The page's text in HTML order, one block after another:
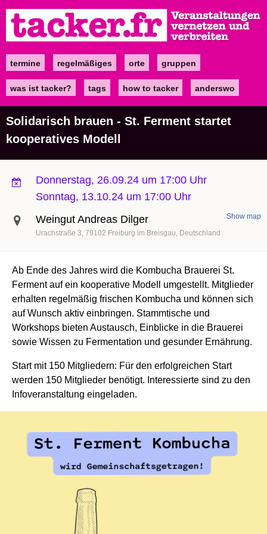
zum
Inhalt
Maintermine regelmäßiges orte gruppen
was ist tacker? tags how to tacker anderswo
Solidarisch brauen - St. Ferment startet
kooperatives Modell
Donnerstag, 26.09.24 um 17:00 Uhr
Sonntag, 13.10.24 um 17:00 Uhr
Weingut Andreas Dilger
Urachstraße 3 79102 Freiburg im Breisgau Deutschland
Show map
Ab Ende des Jahres wird die Kombucha Brauerei St.
Ferment auf ein kooperative Modell umgestellt. Mitglieder
erhalten regelmäßig frischen Kombucha und können sich
auf Wunsch aktiv einbringen. Stammtische und
Workshops bieten Austausch, Einblicke in die Brauerei
sowie Wissen zu Fermentation und gesunder Ernährung.
Start mit 150 Mitgliedern: Für den erfolgreichen Start
werden 150 Mitglieder benötigt. Interessierte sind zu den
Infoveranstaltung eingeladen.